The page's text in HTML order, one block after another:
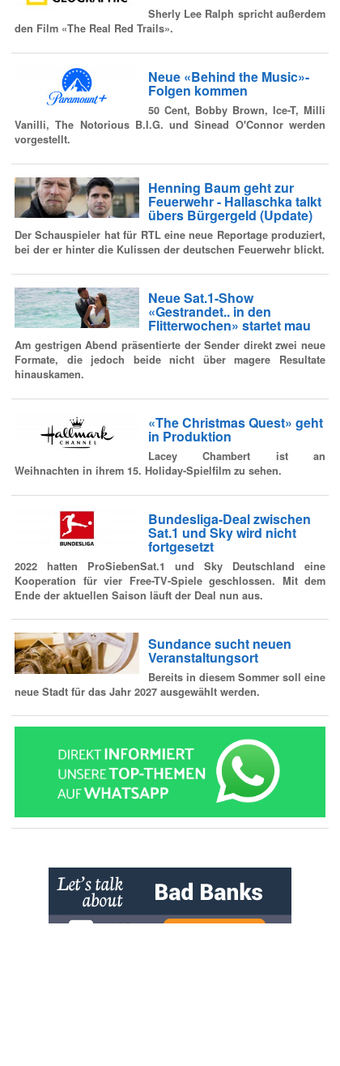
Sherly Lee Ralph spricht außerdem
den Film «The Real Red Trails».
Neue «Behind the Music»-
Folgen kommen
50 Cent, Bobby Brown, Ice-T, Milli
Vanilli, The Notorious B.I.G. und Sinead O'Connor werden
vorgestellt.
Henning Baum geht zur
Feuerwehr - Hallaschka talkt
übers Bürgergeld (Update)
Der Schauspieler hat für RTL eine neue Reportage produziert,
bei der er hinter die Kulissen der deutschen Feuerwehr blickt.
Neue Sat.1-Show
«Gestrandet.. in den
Flitterwochen» startet mau
Am gestrigen Abend präsentierte der Sender direkt zwei neue
Formate, die jedoch beide nicht über magere Resultate
hinauskamen.
«The Christmas Quest» geht
in Produktion
Lacey Chambert ist an
Weihnachten in ihrem 15. Holiday-Spielfilm zu sehen.
Bundesliga-Deal zwischen
Sat.1 und Sky wird nicht
fortgesetzt
2022 hatten ProSiebenSat.1 und Sky Deutschland eine
Kooperation für vier Free-TV-Spiele geschlossen. Mit dem
Ende der aktuellen Saison läuft der Deal nun aus.
Sundance sucht neuen
Veranstaltungsort
Bereits in diesem Sommer soll eine
neue Stadt für das Jahr 2027 ausgewählt werden.